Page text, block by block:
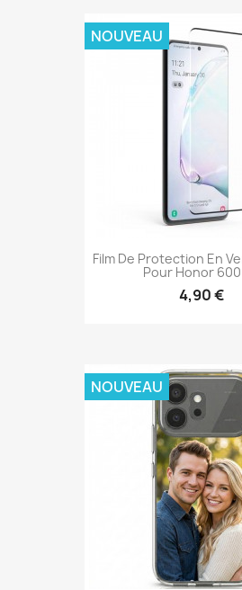
Film De Protection En
Pour Honor 600
4,90 €
NOUVEAU
NOUVEAU